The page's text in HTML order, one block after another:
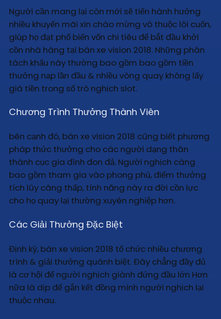
Người cần mang lại còn mới sẽ tiến hành hưởng
nhiều khuyến mãi xin chào mừng vô thuộc lôi cuốn,
giúp họ đạt phổ biến vốn chi tiêu để bắt đầu khởi
cồn nhà hàng tại bán xe vision 2018. Những phân
tách khấu này thường bao gồm bao gồm tiền
thưởng nạp lần đầu & nhiều vòng quay không lấy
giá tiền trong số trò nghịch slot.
Chương Trình Thưởng Thành Viên
bên cạnh đó, bán xe vision 2018 cũng biết phương
pháp thức thưởng cho các người dạng thân
thành cục gia đình đon đả. Người nghịch càng
bao gồm tham gia vào phong phú, điểm thưởng
tích lũy càng thấp, tính năng này ra đời cồn lực
cho họ quay lại thường xuyên nghiệp hơn.
Các Giải Thưởng Đặc Biệt
Định kỳ, bán xe vision 2018 tổ chức nhiều chương
trình & giải thưởng quánh biệt. Đây chẳng đầy đủ
là cơ hội để người nghịch giành đứng đầu lớn Hơn
nữa là dịp để gắn kết đồng minh người nghịch lại
thuộc nhau.